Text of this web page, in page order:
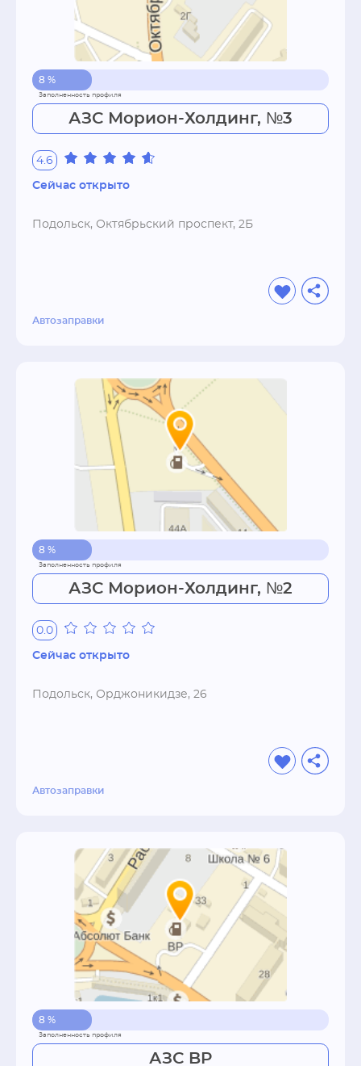
8 %
АЗС Морион-Холдинг, №3
4.6
Сейчас открыто
Подольск, Октябрьский проспект, 2Б
Автозаправки
8 %
АЗС Морион-Холдинг, №2
0.0
Сейчас открыто
Подольск, Орджоникидзе, 26
Автозаправки
8 %
АЗС BP